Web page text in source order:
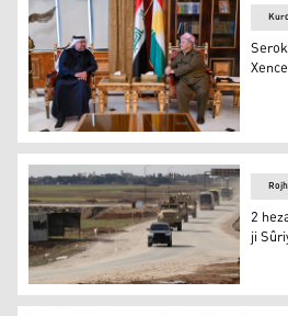
Serok Barzanî û Xemîs Xencer
2 hezar çekdarên DAIŞê yên
2
ji